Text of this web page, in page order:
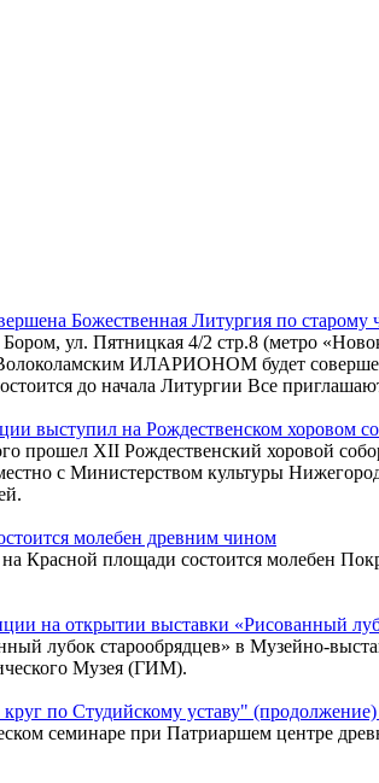
Божественная Литургия по старому
ул. Пятницкая 4/2 стр.8 (метро
ИЛАРИОНОМ будет
до начала Литургии Все
выступил на Рождественском хоровом
прошел XII Рождественский хоровой
с Министерством культуры
молебен древним чином
Красной площади состоится молебен
на открытии выставки «Рисованный
лубок старообрядцев» в Музейно-
Музея (ГИМ).
по Студийскому уставу" (продолжение)
семинаре при Патриаршем центре